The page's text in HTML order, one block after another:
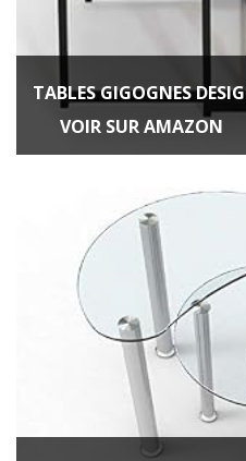
TABLES GIGOGNES
VOIR SUR AMAZON